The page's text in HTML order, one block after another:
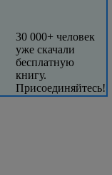
30 000+ человек
уже скачали
бесплатную
книгу.
Присоединяйтесь!